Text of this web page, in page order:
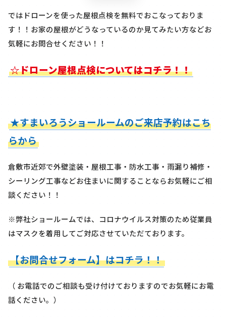
ではドローンを使った屋根点検を無料でおこなっておりま
す！！お家の屋根がどうなっているのか見てみたい方などお
気軽にお問合せください！！
☆ドローン屋根点検についてはコチラ！！
★すまいろうショールームのご来店予約はこち
らから
倉敷市近郊で外壁塗装・屋根工事・防水工事・雨漏り補修・
シーリング工事などお住まいに関することならお気軽にご相
談ください！！
※弊社ショールームでは、コロナウイルス対策のため従業員
はマスクを着用してご対応させていただております。
【お問合せフォーム】はコチラ！！
（ お電話でのご相談も受け付けておりますのでお気軽にお電
話ください。）